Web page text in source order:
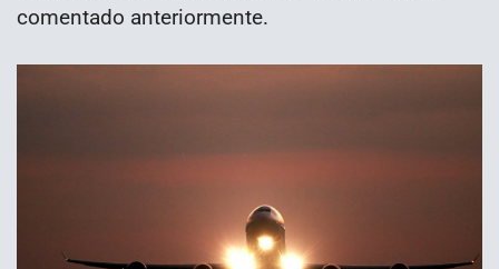
comentado anteriormente.